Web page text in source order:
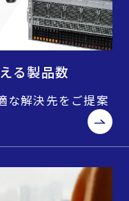
る製品数
な解決先をご提案